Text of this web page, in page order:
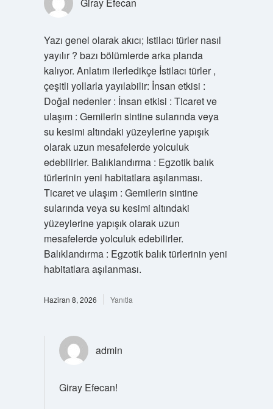
Yazı genel olarak akıcı; Istilacı türler nasıl
yayılır ? bazı bölümlerde arka planda
kalıyor. Anlatım ilerledikçe İstilacı türler ,
çeşitli yollarla yayılabilir: İnsan etkisi :
Doğal nedenler : İnsan etkisi : Ticaret ve
ulaşım : Gemilerin sintine sularında veya
su kesimi altındaki yüzeylerine yapışık
olarak uzun mesafelerde yolculuk
edebilirler. Balıklandırma : Egzotik balık
türlerinin yeni habitatlara aşılanması.
Ticaret ve ulaşım : Gemilerin sintine
sularında veya su kesimi altındaki
yüzeylerine yapışık olarak uzun
mesafelerde yolculuk edebilirler.
Balıklandırma : Egzotik balık türlerinin yeni
habitatlara aşılanması.
Haziran 8, 2026 Yanıtla
admin
Giray Efecan!